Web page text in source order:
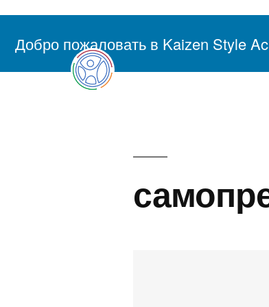
Добро пожаловать в Kaizen Style
Перейти
содержимому
Академия